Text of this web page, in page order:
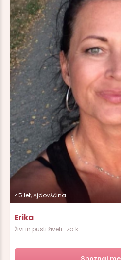
45 let, Ajdovščina
Erika
Živi in pusti živeti… za k ...
Spoznaj me